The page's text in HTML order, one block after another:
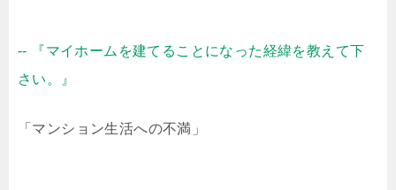
-- 『マイホームを建てることになった経緯を教えて下
さい。』
「マンション生活への不満」